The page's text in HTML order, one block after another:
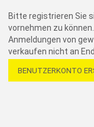
Bitte registrieren Sie
vornehmen zu
Anmeldungen von
verkaufen nicht an
BENUTZERKONTO